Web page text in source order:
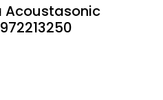
Acoustasonic